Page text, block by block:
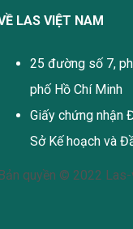
LAS VIỆT NAM
25 đường số 7,
phố Hồ Chí Minh
Giấy chứng nhận
Sở Kế hoạch và
quyền © 2022 Las-